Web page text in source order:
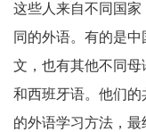
这些人来自不同国
同的外语。有的是
文，也有其他不同
和西班牙语。他们
的外语学习方法，最